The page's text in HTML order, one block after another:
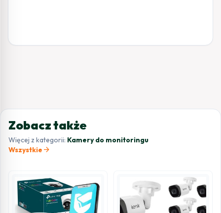
Zobacz także
Więcej z kategorii: Kamery do monitoringu
Wszystkie arrow_forward